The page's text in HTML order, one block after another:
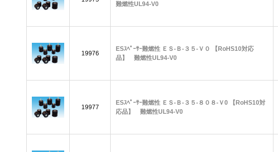
難燃性UL94-V0
19976
ESｽﾍﾟｰｻｰ難燃性 ＥＳ-Ｂ-３５-Ｖ０ 【RoHS10対応
品】 難燃性UL94-V0
19977
ESｽﾍﾟｰｻｰ難燃性 ＥＳ-Ｂ-３５-８０８-Ｖ0 【RoHS10対
応品】 難燃性UL94-V0